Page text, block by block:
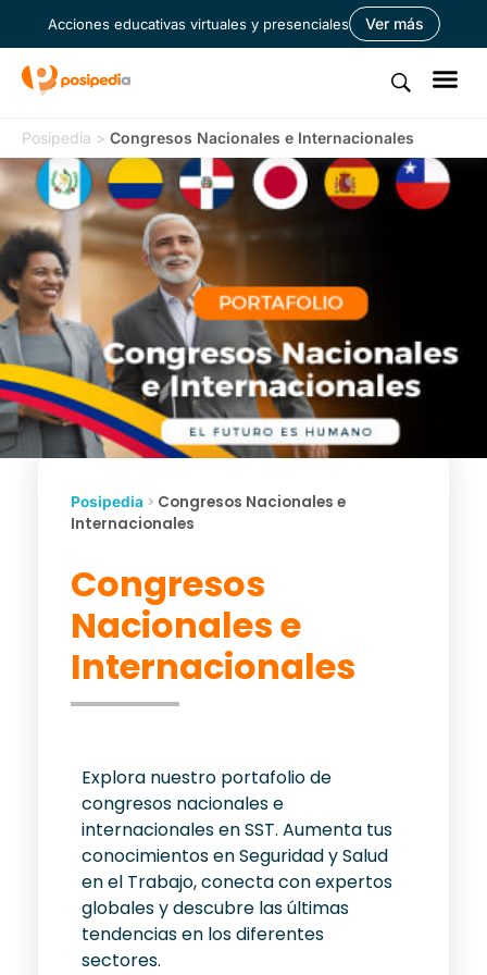
Acciones educativas virtuales y presenciales Ver más
Posipedia > Congresos Nacionales e Internacionales
Posipedia > Congresos Nacionales e
Internacionales
Congresos
Nacionales e
Internacionales
Explora nuestro portafolio de
congresos nacionales e
internacionales en SST. Aumenta tus
conocimientos en Seguridad y Salud
en el Trabajo, conecta con expertos
globales y descubre las últimas
tendencias en los diferentes
sectores.